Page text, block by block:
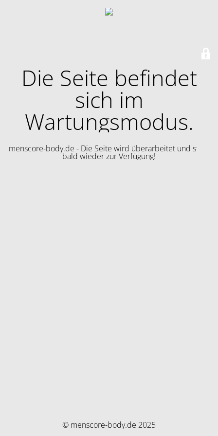
Die Seite befindet
sich im
Wartungsmodus.
menscore-body.de - Die Seite wird überarbeitet und steht
bald wieder zur Verfügung!
© menscore-body.de 2025